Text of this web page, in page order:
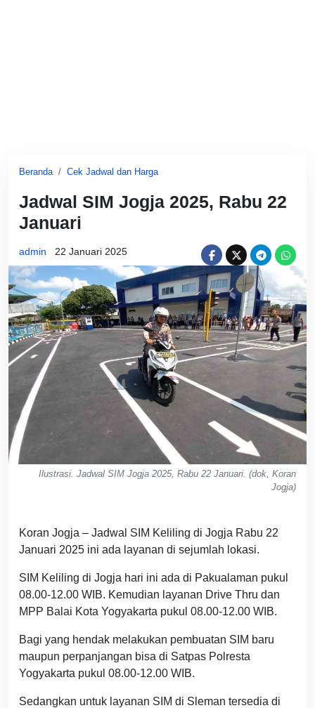
Beranda Cek Jadwal dan Harga
Jadwal SIM Jogja 2025, Rabu 22
Januari
admin 22 Januari 2025
Ilustrasi. Jadwal SIM Jogja 2025, Rabu 22 Januari. (dok, Koran
Jogja)
Koran Jogja – Jadwal SIM Keliling di Jogja Rabu 22
Januari 2025 ini ada layanan di sejumlah lokasi.
SIM Keliling di Jogja hari ini ada di Pakualaman pukul
08.00-12.00 WIB. Kemudian layanan Drive Thru dan
MPP Balai Kota Yogyakarta pukul 08.00-12.00 WIB.
Bagi yang hendak melakukan pembuatan SIM baru
maupun perpanjangan bisa di Satpas Polresta
Yogyakarta pukul 08.00-12.00 WIB.
Sedangkan untuk layanan SIM di Sleman tersedia di